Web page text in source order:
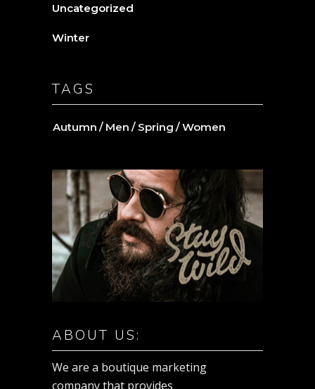
Uncategorized
Winter
TAGS
Autumn Men Spring Women
ABOUT US:
We are a boutique marketing
company that provides